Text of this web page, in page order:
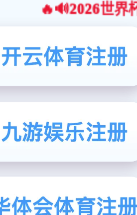
🔥🔊2026世界杯官网